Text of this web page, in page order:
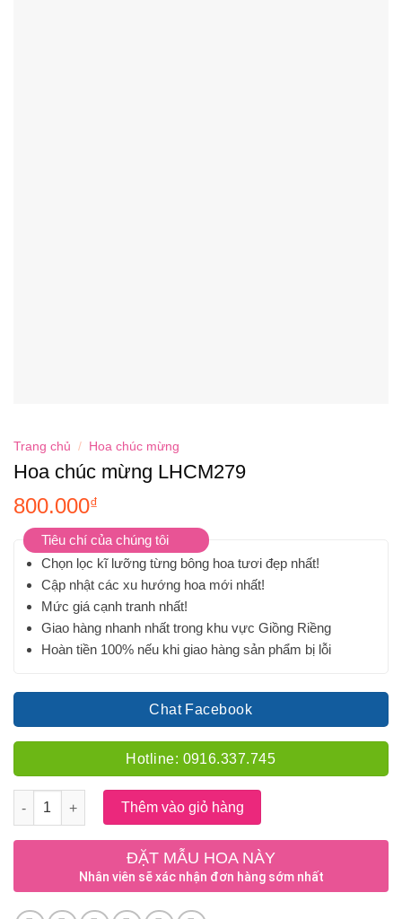
Trang chủ / Hoa chúc mừng
Hoa chúc mừng LHCM279
800.000₫
Tiêu chí của chúng tôi
Chọn lọc kĩ lưỡng từng bông hoa tươi đẹp nhất!
Cập nhật các xu hướng hoa mới nhất!
Mức giá cạnh tranh nhất!
Giao hàng nhanh nhất trong khu vực Giồng Riềng
Hoàn tiền 100% nếu khi giao hàng sản phẩm bị lỗi
Chat Facebook
Hotline: 0916.337.745
Số lượng Thêm vào giỏ hàng
ĐẶT MẪU HOA NÀY
Nhân viên sẽ xác nhận đơn hàng sớm nhất